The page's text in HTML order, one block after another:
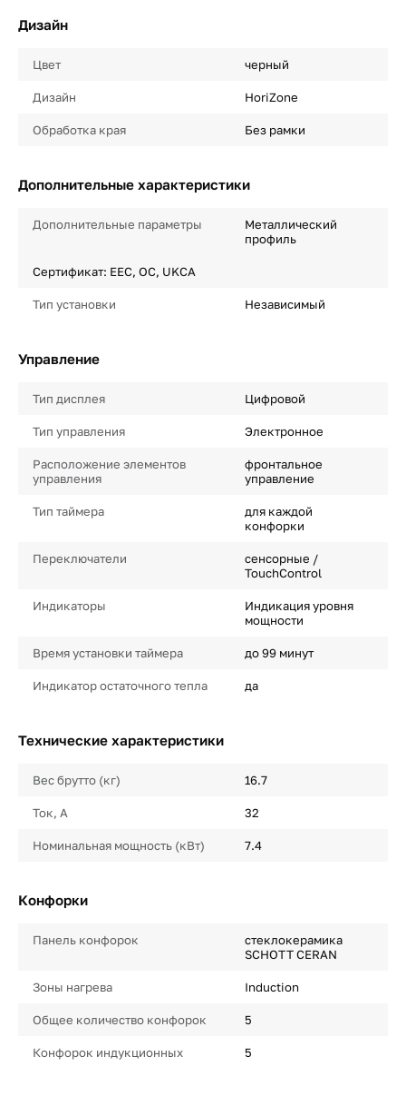
Дизайн
Цвет черный
Дизайн HoriZone
Обработка края Без рамки
Дополнительные характеристики
Дополнительные параметры
Металлический
профиль
Сертификат: EEC, OC, UKCA
Тип установки Независимый
Управление
Тип дисплея Цифровой
Тип управления Электронное
Расположение элементов
управления
фронтальное
управление
Тип таймера
для каждой
конфорки
Переключатели
сенсорные /
TouchControl
Индикаторы
Индикация уровня
мощности
Время установки таймера до 99 минут
Индикатор остаточного тепла да
Технические характеристики
Вес брутто (кг) 16.7
Ток, А 32
Номинальная мощность (кВт) 7.4
Конфорки
Панель конфорок
стеклокерамика
SCHOTT CERAN
Зоны нагрева Induction
Общее количество конфорок 5
Конфорок индукционных 5